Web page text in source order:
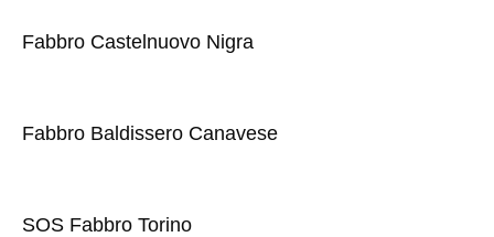
Fabbro Castelnuovo Nigra
Fabbro Baldissero Canavese
SOS Fabbro Torino